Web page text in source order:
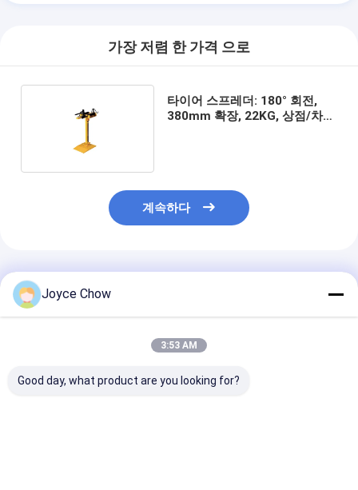
가장 저렴 한 가격 으로
타이어 스프레더: 180° 회전,
380mm 확장, 22KG, 상점/차
계속하다
추천된 제품
Joyce Chow
3:53 AM
Good day, what product are you looking for?